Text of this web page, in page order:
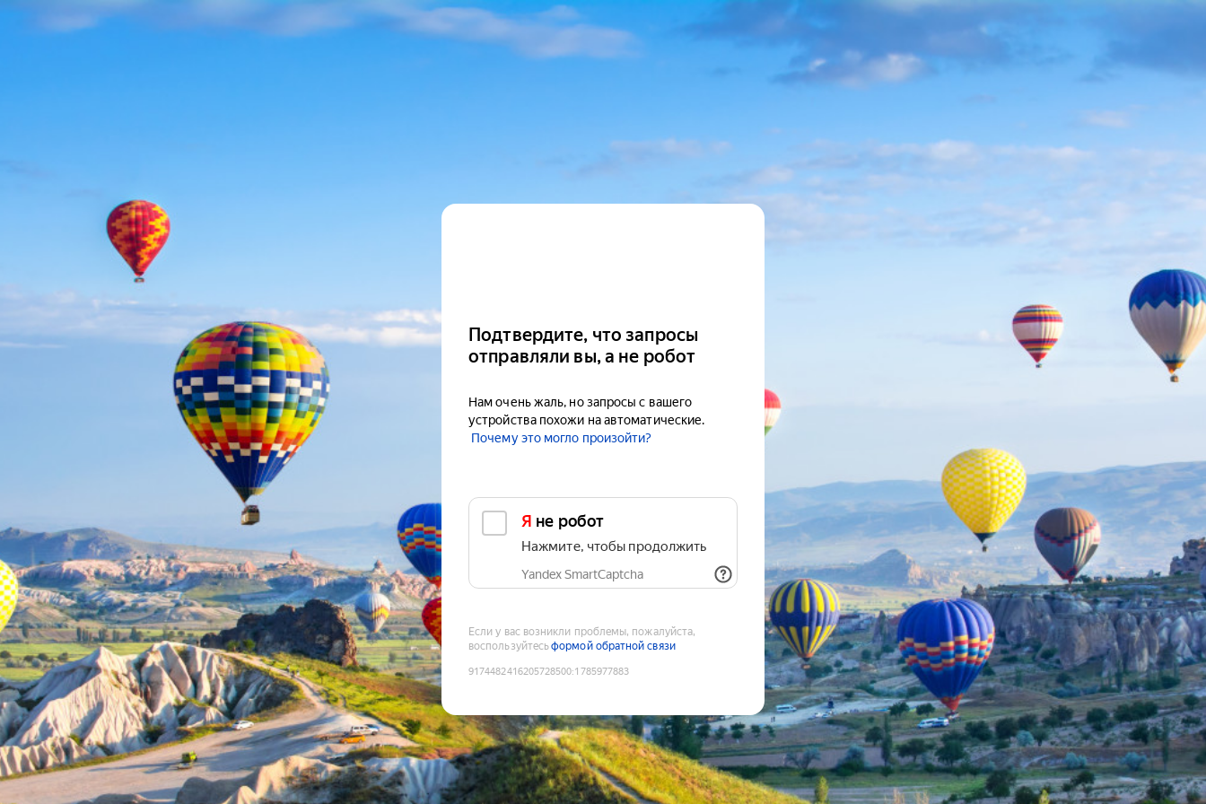
Подтвердите, что запросы
отправляли вы, а не робот
Нам очень жаль, но запросы с вашего
устройства похожи на автоматические.
Почему это могло произойти?
Я не робот
Нажмите, чтобы продолжить
Yandex SmartCaptcha
Если у вас возникли проблемы, пожалуйста,
воспользуйтесьформой обратной связи
9174482416205728500:1785977883